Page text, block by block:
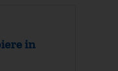
in